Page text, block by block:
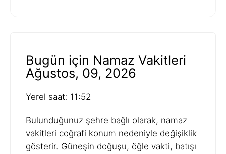
Bugün için Namaz Vakitleri
Ağustos, 09, 2026
Yerel saat: 11:52
Bulunduğunuz şehre bağlı olarak, namaz
vakitleri coğrafi konum nedeniyle değişiklik
gösterir. Güneşin doğuşu, öğle vakti, batışı